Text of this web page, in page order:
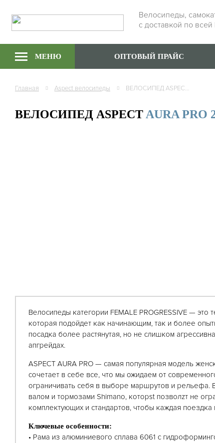
Велосипеды,
с доставкой по
МЕНЮ ОПТОВЫЙ ПРАЙС
Главная Aspect велосипеды ВЕЛОСИПЕД ASPECT AURA PRO 27,5 , РАМА АЛЮМИНИЙ, КУПИТЬ ОПТОМ
ВЕЛОСИПЕД ASPECT AURA PRO
Велосипеды категории FEMALE PROGRESSIVE —
которая подойдет как начинающим, так и более
посадка более растянутая, но не слишком
апгрейдах.
ASPECT AURA PRO — самая популярная модель
сочетает в себе все, что мы ожидаем от
ограничивать себя в выборе маршрутов и рельефа.
валом и тормозами Shimano, которst позволzт не
комплектующих и стандартов, чтобы каждая поездка
Ключевые особенности:
• Рама из алюминиевого сплава 6061 с